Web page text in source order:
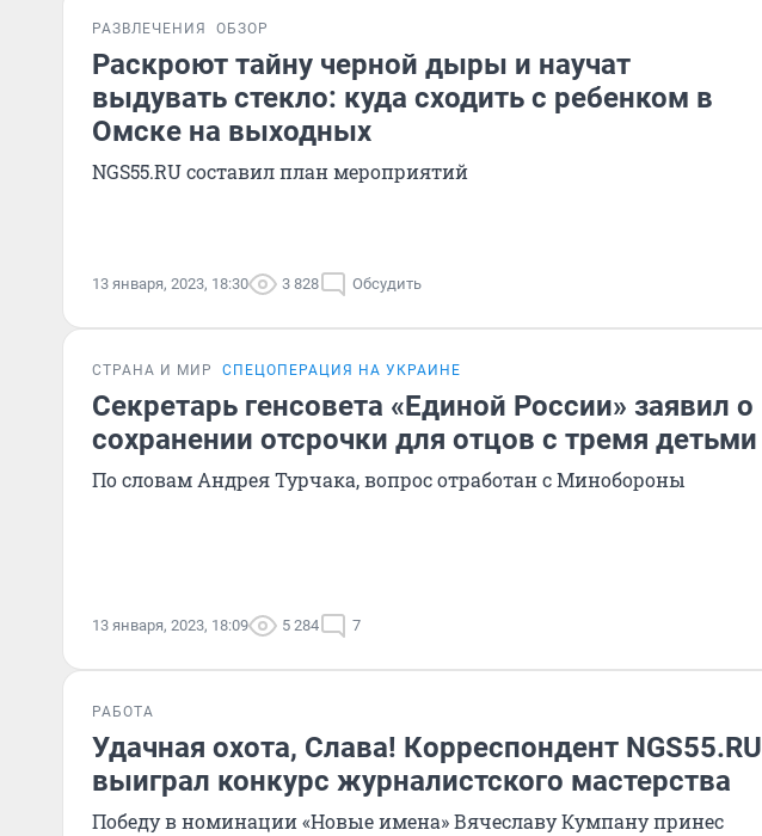
РАЗВЛЕЧЕНИЯ ОБЗОР
Раскроют тайну черной дыры и научат
выдувать стекло: куда сходить с ребенком в
Омске на выходных
NGS55.RU составил план мероприятий
13 января, 2023, 18:30 3 828 Обсудить
СТРАНА И МИР СПЕЦОПЕРАЦИЯ НА УКРАИНЕ
Секретарь генсовета «Единой России» заявил о
сохранении отсрочки для отцов с тремя детьми
По словам Андрея Турчака, вопрос отработан с Минобороны
13 января, 2023, 18:09 5 284 7
РАБОТА
Удачная охота, Слава! Корреспондент NGS55.RU
выиграл конкурс журналистского мастерства
Победу в номинации «Новые имена» Вячеславу Кумпану принес